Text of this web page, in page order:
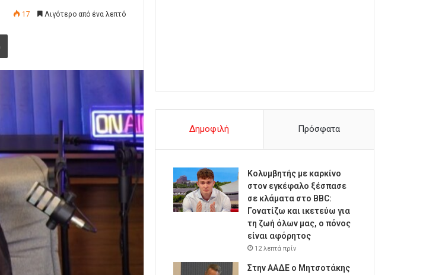
17 Λιγότερο από ένα λεπτό
Δημοφιλή Πρόσφατα
Κολυμβητής με καρκίνο
στον εγκέφαλο ξέσπασε
σε κλάματα στο BBC:
Γονατίζω και ικετεύω για
τη ζωή όλων μας, ο πόνος
είναι αφόρητος
12 λεπτά πρίν
Στην ΑΑΔΕ ο Μητσοτάκης